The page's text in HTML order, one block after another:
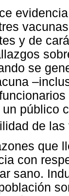
y de
se
público
de las
que
con
sano.